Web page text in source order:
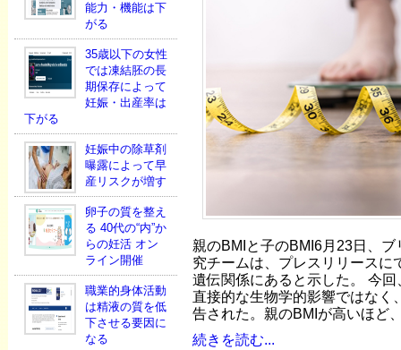
能力・機能は下
がる
35歳以下の女性
では凍結胚の長
期保存によって
妊娠・出産率は
下がる
妊娠中の除草剤
曝露によって早
産リスクが増す
卵子の質を整え
る 40代の“内”か
らの妊活 オン
ライン開催
職業的身体活動
は精液の質を低
下させる要因に
なる
親のBMIと子のBMI6月23日、
究チームは、プレスリリースに
遺伝関係にあると示した。 今
直接的な生物学的影響ではなく
告された。親のBMIが高いほど
続きを読む...